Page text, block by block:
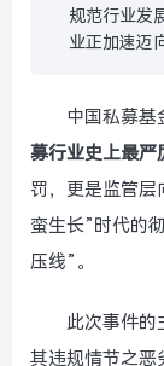
规范行业发
业正加速迈
中国私募
募行业史上最严
罚，更是监管层
蛮生长”时代的
压线”。
此次事件的
其违规情节之恶